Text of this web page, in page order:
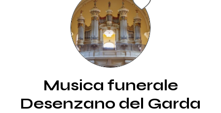
Musica funerale
Desenzano del Garda